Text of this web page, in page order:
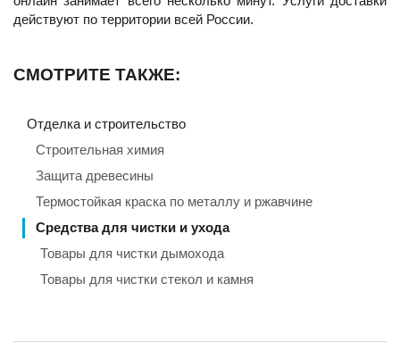
действуют по территории всей России.
СМОТРИТЕ ТАКЖЕ:
Отделка и строительство
Строительная химия
Защита древесины
Термостойкая краска по металлу и ржавчине
Средства для чистки и ухода
Товары для чистки дымохода
Товары для чистки стекол и камня